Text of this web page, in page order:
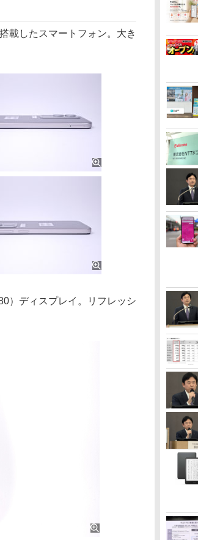
載したスマートフォン。大き
）ディスプレイ。リフレッシ